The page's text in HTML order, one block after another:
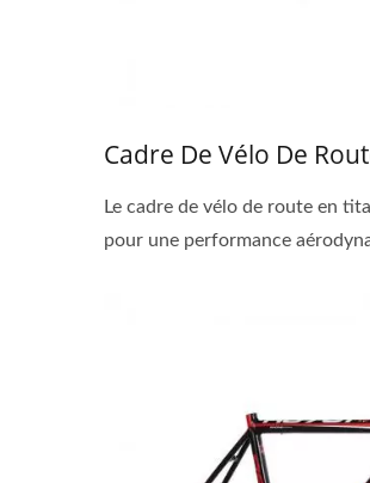
Cadre De Vélo De
Le cadre de vélo de route en
pour une performance